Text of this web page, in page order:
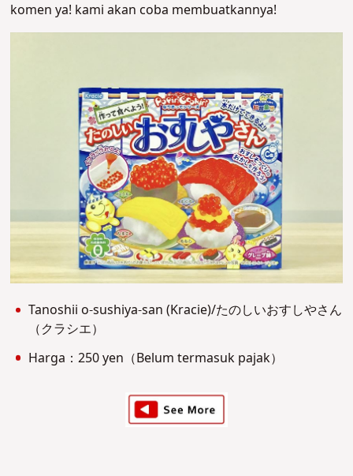
komen ya! kami akan coba membuatkannya!
Tanoshii o-sushiya-san (Kracie)/たのしいおすしやさん
（クラシエ）
Harga：250 yen（Belum termasuk pajak）